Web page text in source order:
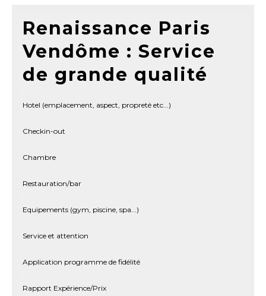
Renaissance Paris
Vendôme : Service
de grande qualité
Hotel (emplacement, aspect, propreté etc...)
Checkin-out
Chambre
Restauration/bar
Equipements (gym, piscine, spa...)
Service et attention
Application programme de fidélité
Rapport Expérience/Prix